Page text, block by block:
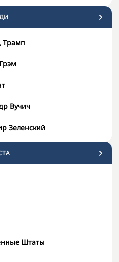
Трамп
Вучич
Зеленский
Штаты